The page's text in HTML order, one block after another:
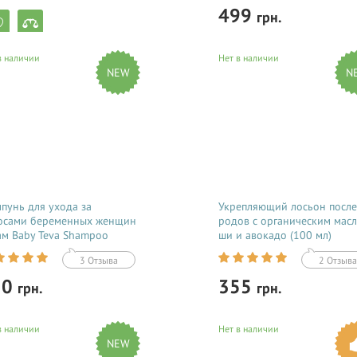
OIL Синергетическая смесь
для снижения тошноты при
Борьба с токсикозом
499 грн.
Купить
наличии
NEW
для ухода за
беременных женщин
Baby Teva Shampoo
Hair Loss 250 мл
3 Отзыва
грн.
Купить
Нет в наличии
Укрепляющий лосьон после
родов с органическим
ши и авокадо (100 мл)
2 Отзыва
355 грн.
Купить
наличии
NEW
Нет в наличии